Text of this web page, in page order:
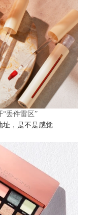
丢件雷区”
址，是不是感觉